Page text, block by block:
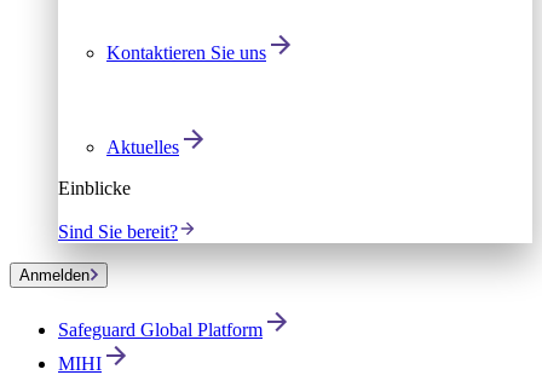
Kontaktieren Sie uns
Aktuelles
Einblicke
Sind Sie bereit?
Anmelden
Safeguard Global Platform
MIHI